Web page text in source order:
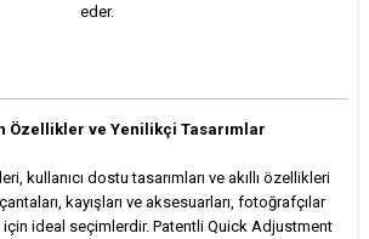
eder.
Özellikler ve Yenilikçi Tasarımlar
kullanıcı dostu tasarımları ve akıllı özellikleri
kayışları ve aksesuarları, fotoğrafçılar
için ideal seçimlerdir. Patentli Quick Adjustment